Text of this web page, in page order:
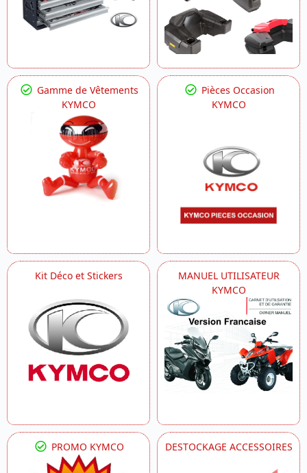
Gamme de Vêtements
KYMCO
Pièces Occasion
KYMCO
Kit Déco et Stickers
MANUEL UTILISATEUR
KYMCO
PROMO KYMCO DESTOCKAGE ACCESSOIRES